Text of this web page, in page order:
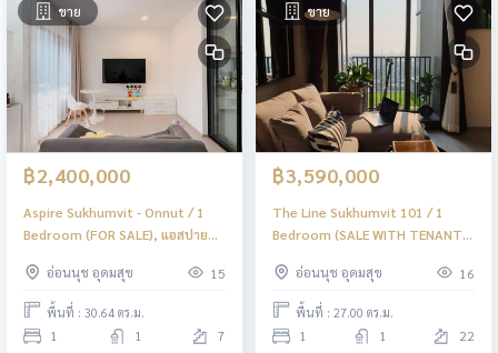
ขาย
฿2,400,000
Aspire Sukhumvit - Onnut / 1
Bedroom (FOR SALE), แอสปาย
(ขาย) PYN300
อ่อนนุช อุดมสุข 15
พื้นที่ : 30.64 ตร.ม.
1 1 7
ขาย
฿3,590,000
The Line Sukhumvit 101 / 1
Bedroom (SALE WITH TENANT),
(ขายพร้อมผู้เช่า) PYN297
อ่อนนุช อุดมสุข 16
พื้นที่ : 27.00 ตร.ม.
1 1 22